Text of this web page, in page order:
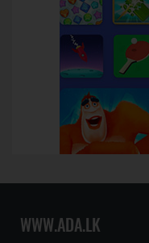
WWW.ADA.LK